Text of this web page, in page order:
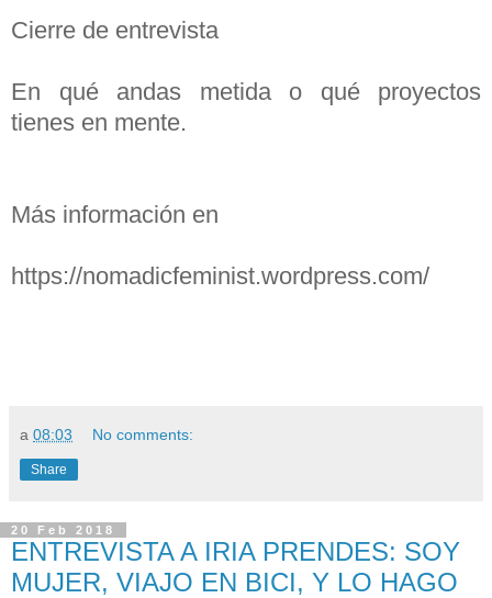
Cierre de entrevista
En qué andas metida o qué proyectos
tienes en mente.
Más información en
https://nomadicfeminist.wordpress.com/
a 08:03 No comments:
Share
20 Feb 2018
ENTREVISTA A IRIA PRENDES: SOY
MUJER, VIAJO EN BICI, Y LO HAGO